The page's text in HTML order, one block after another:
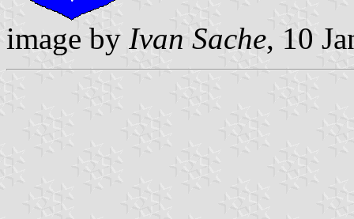
image by Ivan Sache, 10